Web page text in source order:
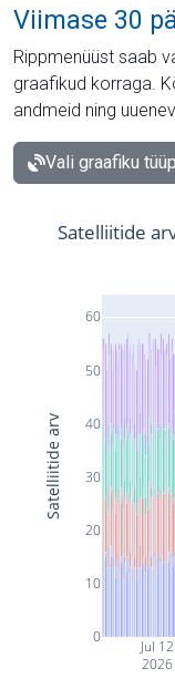
Viimase 30
Rippmenüüst saab
graafikud korraga.
andmeid ning
Vali graafiku tüüp
Jul 12
2026
0
10
20
30
40
50
60
Satelliitide
Satelliitide arv